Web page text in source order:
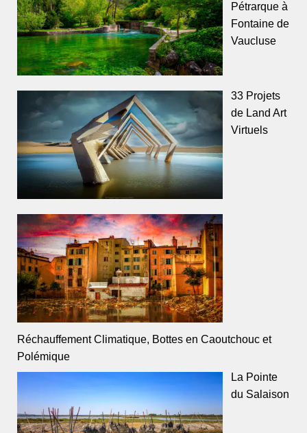
Pétrarque à
Fontaine de
Vaucluse
33 Projets
de Land Art
Virtuels
Réchauffement Climatique, Bottes en Caoutchouc et
Polémique
La Pointe
du Salaison